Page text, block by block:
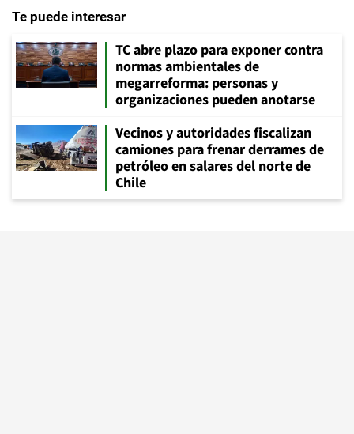
Te puede interesar
TC abre plazo para exponer contra
normas ambientales de
megarreforma: personas y
organizaciones pueden anotarse
Vecinos y autoridades fiscalizan
camiones para frenar derrames de
petróleo en salares del norte de
Chile